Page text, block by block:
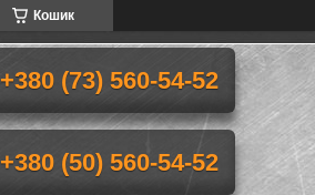
Кошик
+380 (73) 560-54-52
+380 (50) 560-54-52